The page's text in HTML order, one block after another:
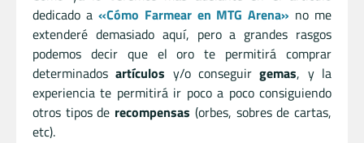
dedicado a «Cómo Farmear en MTG Arena» no me
extenderé demasiado aquí, pero a grandes rasgos
podemos decir que el oro te permitirá comprar
determinadosartículos y/o conseguirgemas, y la
experiencia te permitirá ir poco a poco consiguiendo
otros tipos de recompensas (orbes, sobres de cartas,
etc).